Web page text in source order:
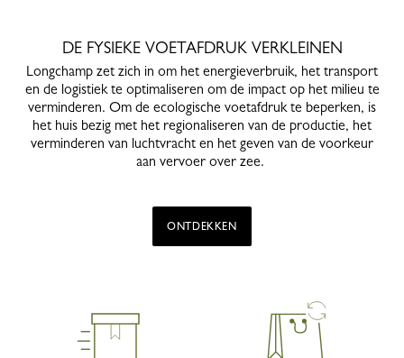
DE FYSIEKE VOETAFDRUK VERKLEINEN
Longchamp zet zich in om het energieverbruik, het transport
en de logistiek te optimaliseren om de impact op het milieu te
verminderen. Om de ecologische voetafdruk te beperken, is
het huis bezig met het regionaliseren van de productie, het
verminderen van luchtvracht en het geven van de voorkeur
aan vervoer over zee.
ONTDEKKEN